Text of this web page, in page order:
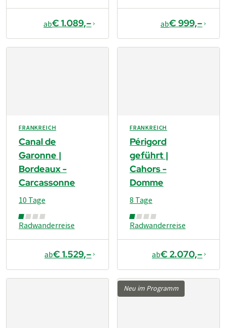
ab€ 1.089,– ab€ 999,–
FRANKREICH
Canal de
Garonne |
Bordeaux -
Carcassonne
Radwanderreise
10 Tage
ab€ 1.529,–
FRANKREICH
Périgord
geführt |
Cahors -
Domme
Radwanderreise
8 Tage
ab€ 2.070,–
Neu im Programm